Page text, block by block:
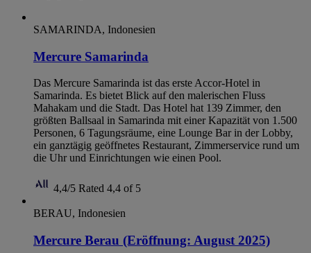
SAMARINDA, Indonesien
Mercure Samarinda
Das Mercure Samarinda ist das erste Accor-Hotel in
Samarinda. Es bietet Blick auf den malerischen Fluss
Mahakam und die Stadt. Das Hotel hat 139 Zimmer, den
größten Ballsaal in Samarinda mit einer Kapazität von 1.500
Personen, 6 Tagungsräume, eine Lounge Bar in der Lobby,
ein ganztägig geöffnetes Restaurant, Zimmerservice rund um
die Uhr und Einrichtungen wie einen Pool.
4,4/5 Rated 4,4 of 5
BERAU, Indonesien
Mercure Berau (Eröffnung: August 2025)